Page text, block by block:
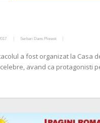
Serbari Dans Ploiesti
a fost organizat la Casa
avand ca protagonisti